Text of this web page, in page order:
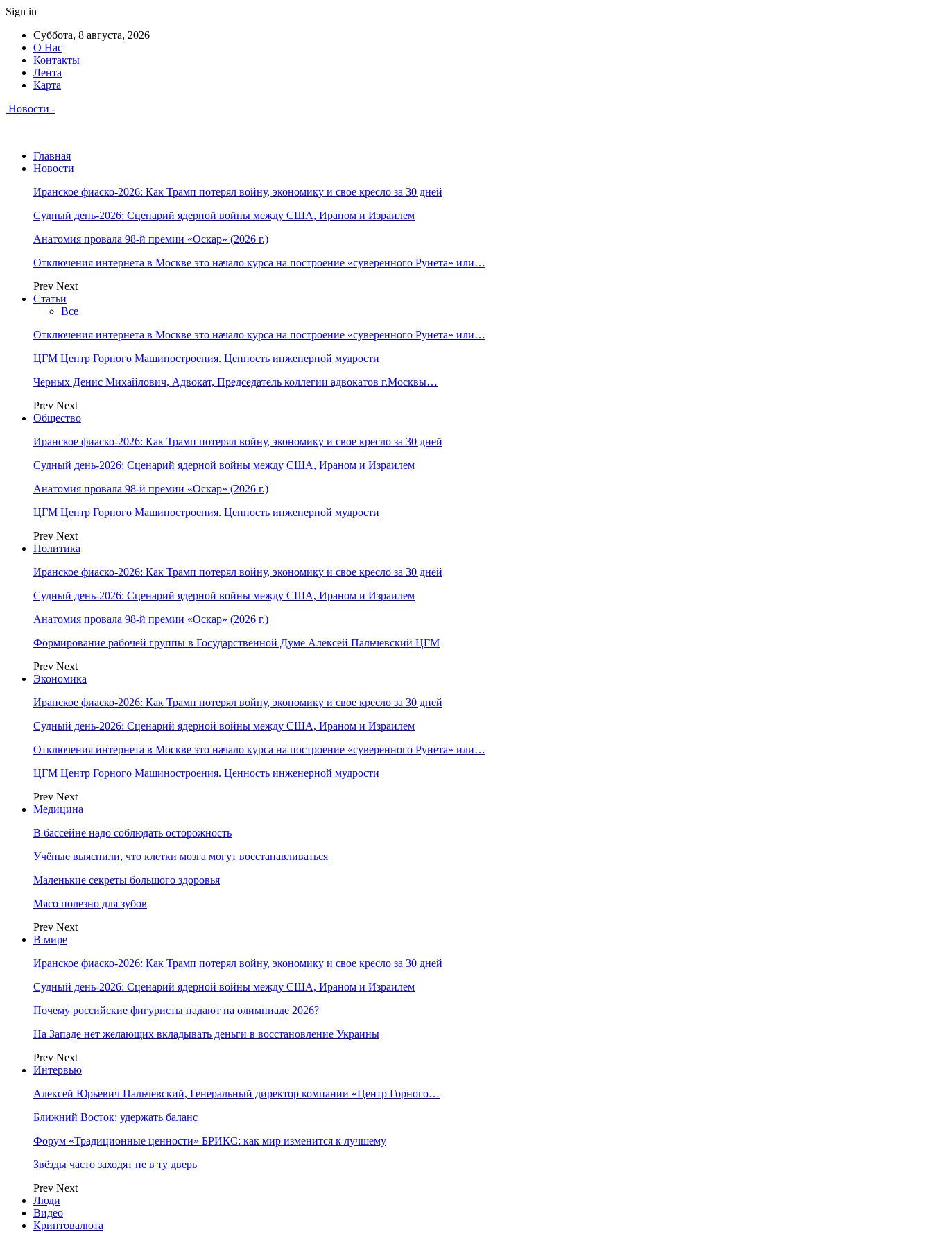
Sign in
Суббота, 8 августа, 2026
О Нас
Контакты
Лента
Карта
Новости -
Главная
Новости
Иранское фиаско-2026: Как Трамп потерял войну, экономику и свое кресло за 30 дней
Судный день-2026: Сценарий ядерной войны между США, Ираном и Израилем
Анатомия провала 98-й премии «Оскар» (2026 г.)
Отключения интернета в Москве это начало курса на построение «суверенного Рунета» или…
Prev Next
Статьи
Все
Отключения интернета в Москве это начало курса на построение «суверенного Рунета» или…
ЦГМ Центр Горного Машиностроения. Ценность инженерной мудрости
Черных Денис Михайлович, Адвокат, Председатель коллегии адвокатов г.Москвы…
Prev Next
Общество
Иранское фиаско-2026: Как Трамп потерял войну, экономику и свое кресло за 30 дней
Судный день-2026: Сценарий ядерной войны между США, Ираном и Израилем
Анатомия провала 98-й премии «Оскар» (2026 г.)
ЦГМ Центр Горного Машиностроения. Ценность инженерной мудрости
Prev Next
Политика
Иранское фиаско-2026: Как Трамп потерял войну, экономику и свое кресло за 30 дней
Судный день-2026: Сценарий ядерной войны между США, Ираном и Израилем
Анатомия провала 98-й премии «Оскар» (2026 г.)
Формирование рабочей группы в Государственной Думе Алексей Пальчевский ЦГМ
Prev Next
Экономика
Иранское фиаско-2026: Как Трамп потерял войну, экономику и свое кресло за 30 дней
Судный день-2026: Сценарий ядерной войны между США, Ираном и Израилем
Отключения интернета в Москве это начало курса на построение «суверенного Рунета» или…
ЦГМ Центр Горного Машиностроения. Ценность инженерной мудрости
Prev Next
Медицина
В бассейне надо соблюдать осторожность
Учёные выяснили, что клетки мозга могут восстанавливаться
Маленькие секреты большого здоровья
Мясо полезно для зубов
Prev Next
В мире
Иранское фиаско-2026: Как Трамп потерял войну, экономику и свое кресло за 30 дней
Судный день-2026: Сценарий ядерной войны между США, Ираном и Израилем
Почему российские фигуристы падают на олимпиаде 2026?
На Западе нет желающих вкладывать деньги в восстановление Украины
Prev Next
Интервью
Алексей Юрьевич Пальчевский, Генеральный директор компании «Центр Горного…
Ближний Восток: удержать баланс
Форум «Традиционные ценности» БРИКС: как мир изменится к лучшему
Звёзды часто заходят не в ту дверь
Prev Next
Люди
Видео
Криптовалюта